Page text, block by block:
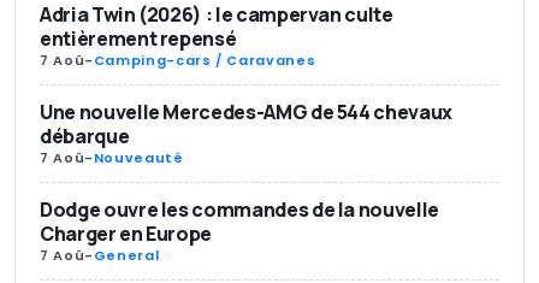
Adria Twin (2026) : le campervan culte
entièrement repensé
7 Aoû-Camping-cars / Caravanes
Une nouvelle Mercedes-AMG de 544 chevaux
débarque
7 Aoû-Nouveauté
Dodge ouvre les commandes de la nouvelle
Charger en Europe
7 Aoû-General